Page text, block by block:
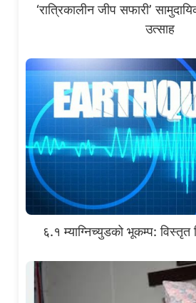
‘रात्रिकालीन जीप सफारी’
उत्साह
६.१ म्याग्निच्युडको भूकम्प: